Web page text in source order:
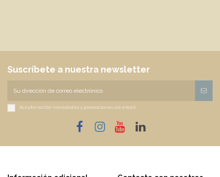
Suscríbete a nuestra newsletter
Acepto recibir novedades y promociones vía email.